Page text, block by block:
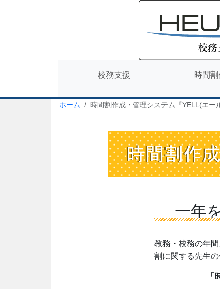
校務支援 時間
ホーム 時間割作成・管理システム『YELL(エー
一年
教務・校務の年
割に関する先生